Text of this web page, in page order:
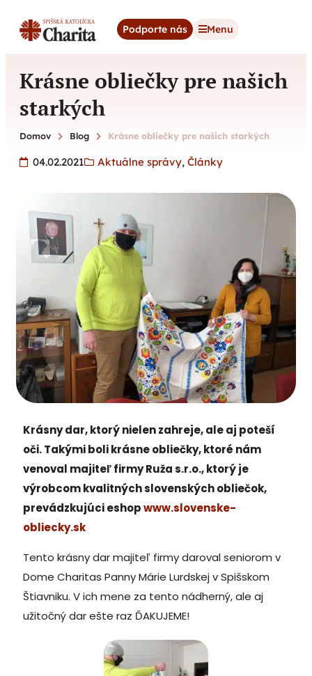
Podporte nás Menu
Krásne obliečky pre našich
starkých
Domov Blog Krásne obliečky pre našich starkých
04.02.2021 Aktuálne správy, Články
Krásny dar, ktorý nielen zahreje, ale aj poteší
oči. Takými boli krásne obliečky, ktoré nám
venoval majiteľ firmy Ruža s.r.o., ktorý je
výrobcom kvalitných slovenských obliečok,
prevádzkujúci eshopwww.slovenske-
obliecky.sk
Tento krásny dar majiteľ firmy daroval seniorom v
Dome Charitas Panny Márie Lurdskej v Spišskom
Štiavniku. V ich mene za tento nádherný, ale aj
užitočný dar ešte raz ĎAKUJEME!